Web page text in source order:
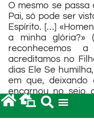
O mesmo se passa
Pai, só pode ser
Espírito. […]
a minha glória?»
reconhecemos
acreditamos no
dias Ele Se
em que, deixando
encarnou no seio
próprio que
aparência; cada